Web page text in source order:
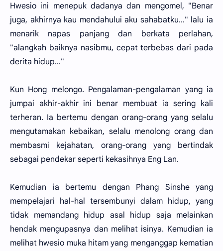
Hwesio ini menepuk dadanya dan mengomel, "Benar
juga, akhirnya kau mendahului aku sahabatku..." lalu ia
menarik napas panjang dan berkata perlahan,
"alangkah baiknya nasibmu, cepat terbebas dari pada
derita hidup..."
Kun Hong melongo. Pengalaman-pengalaman yang ia
jumpai akhir-akhir ini benar membuat ia sering kali
terheran. Ia bertemu dengan orang-orang yang selalu
mengutamakan kebaikan, selalu menolong orang dan
membasmi kejahatan, orang-orang yang bertindak
sebagai pendekar seperti kekasihnya Eng Lan.
Kemudian ia bertemu dengan Phang Sinshe yang
mempelajari hal-hal tersembunyi dalam hidup, yang
tidak memandang hidup asal hidup saja melainkan
hendak mengupasnya dan melihat isinya. Kemudian ia
melihat hwesio muka hitam yang menganggap kematian